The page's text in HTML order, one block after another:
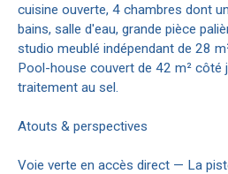
cuisine ouverte, 4 chambres dont
bains, salle d'eau, grande pièce
studio meublé indépendant de 28
Pool-house couvert de 42 m² côté
traitement au sel.
Atouts & perspectives
Voie verte en accès direct — La